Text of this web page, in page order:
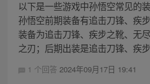
以下是一些游戏中孙悟空常见的
孙悟空前期装备有追击刀锋、疾
装备为追击刀锋、疾步之靴、无
之刃；后期出装是追击刀锋、疾
1 个回答 2024年09月17日 19:41